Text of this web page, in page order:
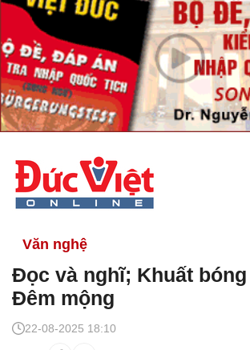
Văn nghệ
Đọc và nghĩ; Khuất
Đêm mộng
22-08-2025 18:10